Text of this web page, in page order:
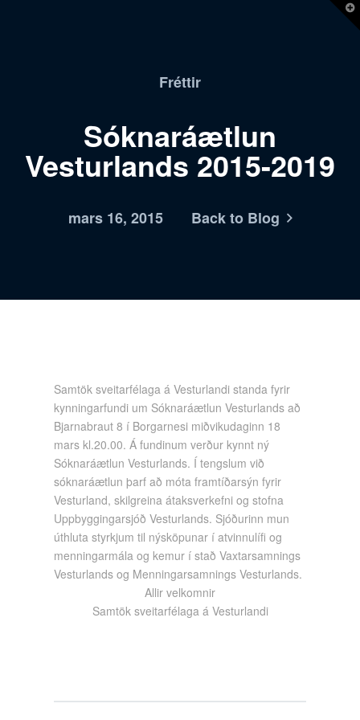
Fréttir
Sóknaráætlun
Vesturlands 2015-2019
mars 16, 2015 Back to Blog
Samtök sveitarfélaga á Vesturlandi standa fyrir
kynningarfundi um Sóknaráætlun Vesturlands að
Bjarnabraut 8 í Borgarnesi miðvikudaginn 18
mars kl.20.00. Á fundinum verður kynnt ný
Sóknaráætlun Vesturlands. Í tengslum við
sóknaráætlun þarf að móta framtíðarsýn fyrir
Vesturland, skilgreina átaksverkefni og stofna
Uppbyggingarsjóð Vesturlands. Sjóðurinn mun
úthluta styrkjum til nýsköpunar í atvinnulífi og
menningarmála og kemur í stað Vaxtarsamnings
Vesturlands og Menningarsamnings Vesturlands.
Allir velkomnir
Samtök sveitarfélaga á Vesturlandi